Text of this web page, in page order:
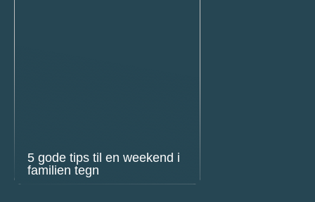
5 gode tips til en weekend i
familien tegn